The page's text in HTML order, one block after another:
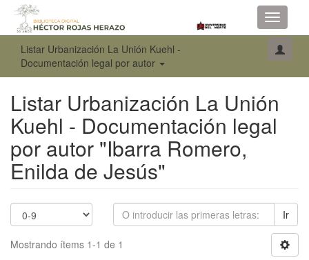
Toggle
Listar Urbanización La Unión Kuehl -
Documentación legal por autor
Listar Urbanización La Unión
Kuehl - Documentación legal
por autor "Ibarra Romero,
Enilda de Jesús"
Ir
Mostrando ítems 1-1 de 1